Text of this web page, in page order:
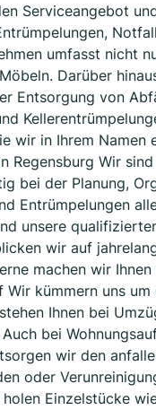
Serviceangebot
umfasst nicht
Darüber
Entsorgung von
wir in Ihrem
Regensburg Wir
bei der Planung,
Entrümpelungen
unsere
wir auf
machen wir
kümmern uns
Ihnen bei
bei
wir den
oder
Einzelstücke